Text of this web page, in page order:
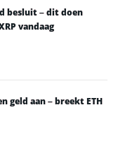
besluit – dit doen
vandaag
geld aan – breekt ETH